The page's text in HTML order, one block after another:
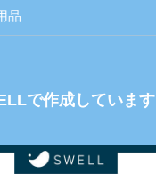
品
で作成しています